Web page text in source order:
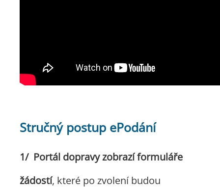
Stručný postup ePodání
Portál dopravy zobrazí formuláře
žádostí, které po zvolení budou